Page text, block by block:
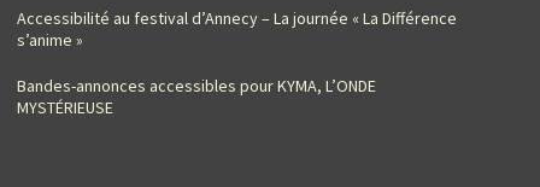
Accessibilité au festival d’Annecy – La journée « La Différence
s’anime »
Bandes-annonces accessibles pour KYMA, L’ONDE
MYSTÉRIEUSE